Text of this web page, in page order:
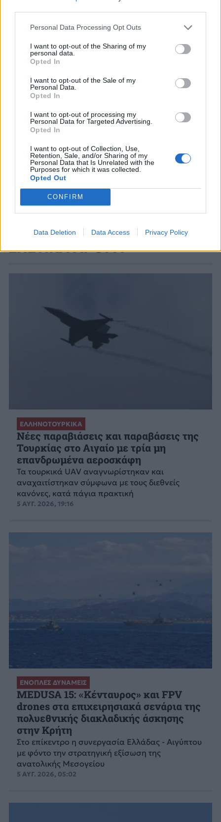
Personal Data Processing Opt Outs
I want to opt-out of the Sharing of my
personal data.
Opted In
I want to opt-out of the Sale of my
Personal Data.
Opted In
I want to opt-out of processing my
Personal Data for Targeted Advertising.
Opted In
I want to opt-out of Collection, Use,
Retention, Sale, and/or Sharing of my
Personal Data that Is Unrelated with the
Purposes for which it was collected.
Opted Out
CONFIRM
Data Deletion Data Access Privacy Policy
παραβιάσεις ο
απολογισμός
ΔΙΑΦΗΜΙΣΗ
ΣΧΕΤΙΚΑ ΑΡΘΡΑ
ΕΛΛΗΝΟΤΟΥΡΚΙΚΑ
Νέες παραβιάσεις και παραβάσεις της
Τουρκίας στο Αιγαίο με τρία μη
επανδρωμένα αεροσκάφη
Τα τουρκικά UAV αναγνωρίστηκαν και
αναχαιτίστηκαν σύμφωνα με τους διεθνείς
κανόνες, κατά πάγια πρακτική
5 ΑΥΓ. 2026, 19:16
ΕΝΟΠΛΕΣ ΔΥΝΑΜΕΙΣ
MEDUSA 15: «Κένταυρος» και FPV
drones στα επιχειρησιακά σενάρια της
πολυεθνικής διακλαδικής άσκησης
στην Κρήτη
Στο επίκεντρο η συνεργασία Ελλάδας - Αιγύπτου
με φόντο την στρατηγική εξίσωση της
ανατολικής Μεσογείου
5 ΑΥΓ. 2026, 05:02